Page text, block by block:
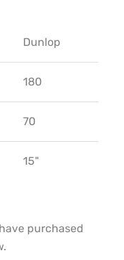
Dunlop
180
70
15"
purchased